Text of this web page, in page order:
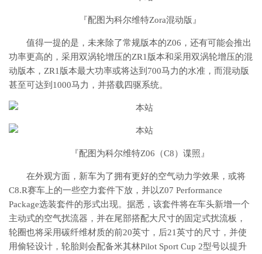
『配图为科尔维特Zora混动版』
值得一提的是，未来除了常规版本的Z06，还有可能会推出
功率更高的，采用双涡轮增压的ZR1版本和采用双涡轮增压的混
动版本，ZR1版本最大功率或将达到700马力的水准，而混动版
甚至可达到1000马力，并搭载四驱系统。
『配图为科尔维特Z06（C8）谍照』
在外观方面，新车为了拥有更好的空气动力学效果，或将
C8.R赛车上的一些空力套件下放，并以Z07 Performance
Package选装套件的形式出现。据悉，该套件将在车头新增一个
主动式的空气扰流器，并在尾部搭配大尺寸的固定式扰流板，
轮圈也将采用碳纤维材质的前20英寸，后21英寸的尺寸，并使
用偷轻设计，轮胎则会配备米其林Pilot Sport Cup 2型号以提升